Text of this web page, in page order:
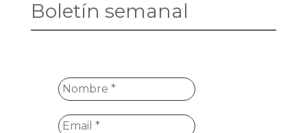
Boletín semanal